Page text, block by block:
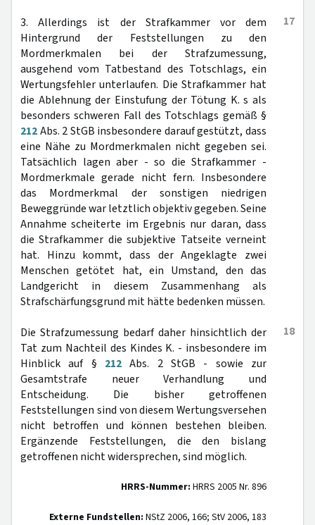
17
3. Allerdings ist der Strafkammer vor dem
Hintergrund der Feststellungen zu den
Mordmerkmalen bei der Strafzumessung,
ausgehend vom Tatbestand des Totschlags, ein
Wertungsfehler unterlaufen. Die Strafkammer hat
die Ablehnung der Einstufung der Tötung K. s als
besonders schweren Fall des Totschlags gemäß §
212Abs. 2 StGB insbesondere darauf gestützt, dass
eine Nähe zu Mordmerkmalen nicht gegeben sei.
Tatsächlich lagen aber - so die Strafkammer -
Mordmerkmale gerade nicht fern. Insbesondere
das Mordmerkmal der sonstigen niedrigen
Beweggründe war letztlich objektiv gegeben. Seine
Annahme scheiterte im Ergebnis nur daran, dass
die Strafkammer die subjektive Tatseite verneint
hat. Hinzu kommt, dass der Angeklagte zwei
Menschen getötet hat, ein Umstand, den das
Landgericht in diesem Zusammenhang als
Strafschärfungsgrund mit hätte bedenken müssen.
18
Die Strafzumessung bedarf daher hinsichtlich der
Tat zum Nachteil des Kindes K. - insbesondere im
Hinblick auf § 212 Abs. 2 StGB - sowie zur
Gesamtstrafe neuer Verhandlung und
Entscheidung. Die bisher getroffenen
Feststellungen sind von diesem Wertungsversehen
nicht betroffen und können bestehen bleiben.
Ergänzende Feststellungen, die den bislang
getroffenen nicht widersprechen, sind möglich.
HRRS-Nummer: HRRS 2005 Nr. 896
Externe Fundstellen: NStZ 2006, 166; StV 2006, 183